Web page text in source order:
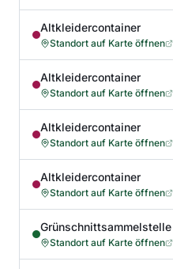
Altkleidercontainer
Standort auf Karte öffnen
Altkleidercontainer
Standort auf Karte öffnen
Altkleidercontainer
Standort auf Karte öffnen
Altkleidercontainer
Standort auf Karte öffnen
Grünschnittsammelstelle
Standort auf Karte öffnen